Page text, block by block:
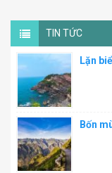
TIN TỨC
Lặn
Bốn